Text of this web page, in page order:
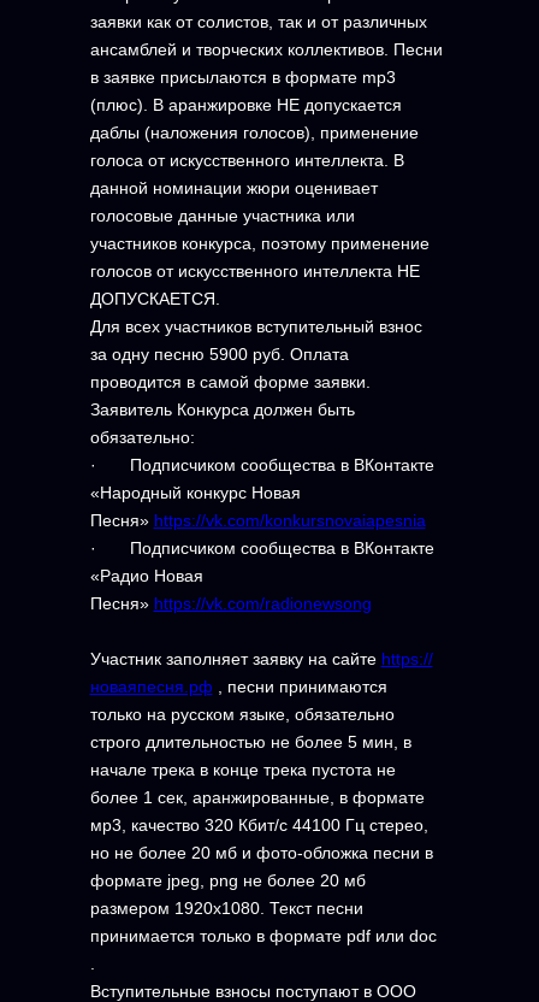
заявки как от солистов, так и от различных
ансамблей и творческих коллективов. Песни
в заявке присылаются в формате mp3
(плюс). В аранжировке НЕ допускается
даблы (наложения голосов), применение
голоса от искусственного интеллекта. В
данной номинации жюри оценивает
голосовые данные участника или
участников конкурса, поэтому применение
голосов от искусственного интеллекта НЕ
ДОПУСКАЕТСЯ.
Для всех участников вступительный взнос
за одну песню 5900 руб. Оплата
проводится в самой форме заявки.
Заявитель Конкурса должен быть
обязательно:
· Подписчиком сообщества в ВКонтакте
«Народный конкурс Новая
Песня» https://vk.com/konkursnovaiapesnia
· Подписчиком сообщества в ВКонтакте
«Радио Новая
Песня» https://vk.com/radionewsong
Участник заполняет заявку на сайте https://
новаяпесня.рф , песни принимаются
только на русском языке, обязательно
строго длительностью не более 5 мин, в
начале трека в конце трека пустота не
более 1 сек, аранжированные, в формате
мр3, качество 320 Кбит/с 44100 Гц стерео,
но не более 20 мб и фото-обложка песни в
формате jpeg, png не более 20 мб
размером 1920х1080. Текст песни
принимается только в формате pdf или doc
Вступительные взносы поступают в ООО